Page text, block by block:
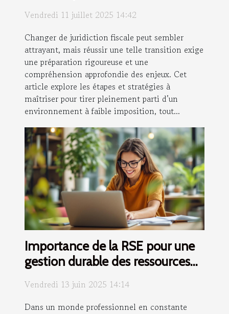
Vendredi 11 juillet 2025 14:42
Changer de juridiction fiscale peut sembler
attrayant, mais réussir une telle transition exige
une préparation rigoureuse et une
compréhension approfondie des enjeux. Cet
article explore les étapes et stratégies à
maîtriser pour tirer pleinement parti d’un
environnement à faible imposition, tout...
Importance de la RSE pour une
gestion durable des ressources
Vendredi 13 juin 2025 14:14
Dans un monde professionnel en constante